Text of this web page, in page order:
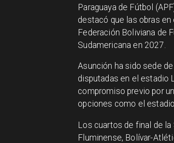
Paraguaya de Fútbol
destacó que las obras
Federación Boliviana de
Sudamericana en 2027.
Asunción ha sido sede
disputadas en el estadio
compromiso previo por
opciones como el
Los cuartos de final de
Fluminense, Bolívar-